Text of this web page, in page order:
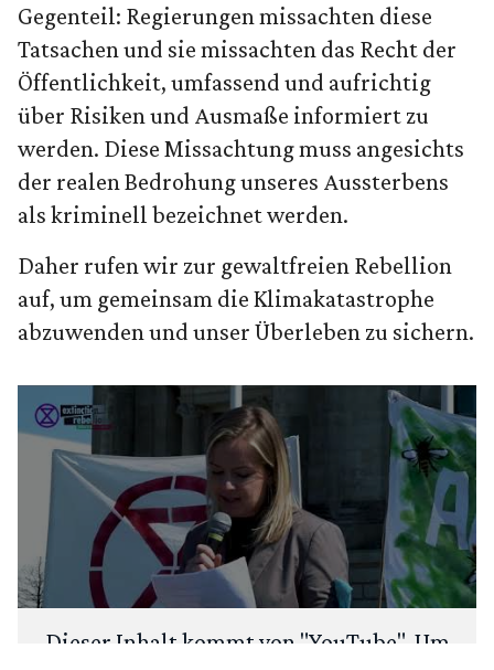
Gegenteil: Regierungen missachten diese
Tatsachen und sie miss­ach­ten das Recht der
Öffentlichkeit, umfassend und aufrichtig
über Risiken und Ausmaße informiert zu
werden. Diese Missachtung muss an­gesichts
der realen Bedrohung un­seres Aussterbens
als kriminell bezeichnet werden.
Daher rufen wir zur gewaltfreien Rebellion
auf, um gemeinsam die Klimakatastrophe
abzuwenden und unser Überleben zu sichern.
Dieser Inhalt kommt von "YouTube". Um